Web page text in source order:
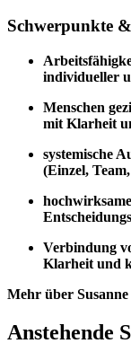
Schwerpunkte
individueller
Menschen
mit Klarheit
systemische
(Einzel,
Verbindung
Klarheit und
Mehr über
Anstehende